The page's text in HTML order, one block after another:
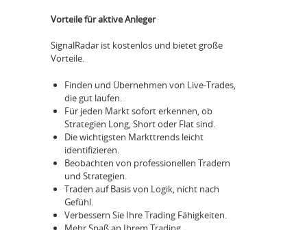
Vorteile für aktive Anleger
SignalRadar ist kostenlos und bietet große
Vorteile.
Finden und Übernehmen von Live-Trades,
die gut laufen.
Für jeden Markt sofort erkennen, ob
Strategien Long, Short oder Flat sind.
Die wichtigsten Markttrends leicht
identifizieren.
Beobachten von professionellen Tradern
und Strategien.
Traden auf Basis von Logik, nicht nach
Gefühl.
Verbessern Sie Ihre Trading Fähigkeiten.